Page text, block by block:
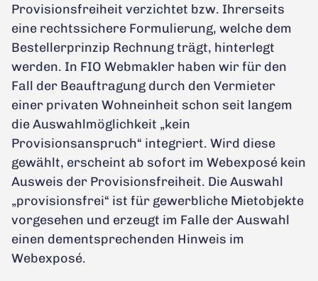
Provisionsfreiheit verzichtet bzw. Ihrerseits
eine rechtssichere Formulierung, welche dem
Bestellerprinzip Rechnung trägt, hinterlegt
werden. In FIO Webmakler haben wir für den
Fall der Beauftragung durch den Vermieter
einer privaten Wohneinheit schon seit langem
die Auswahlmöglichkeit „kein
Provisionsanspruch“ integriert. Wird diese
gewählt, erscheint ab sofort im Webexposé kein
Ausweis der Provisionsfreiheit. Die Auswahl
„provisionsfrei“ ist für gewerbliche Mietobjekte
vorgesehen und erzeugt im Falle der Auswahl
einen dementsprechenden Hinweis im
Webexposé.